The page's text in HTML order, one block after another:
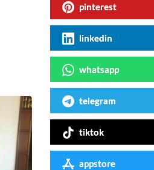
pinterest
linkedin
whatsapp
telegram
tiktok
appstore